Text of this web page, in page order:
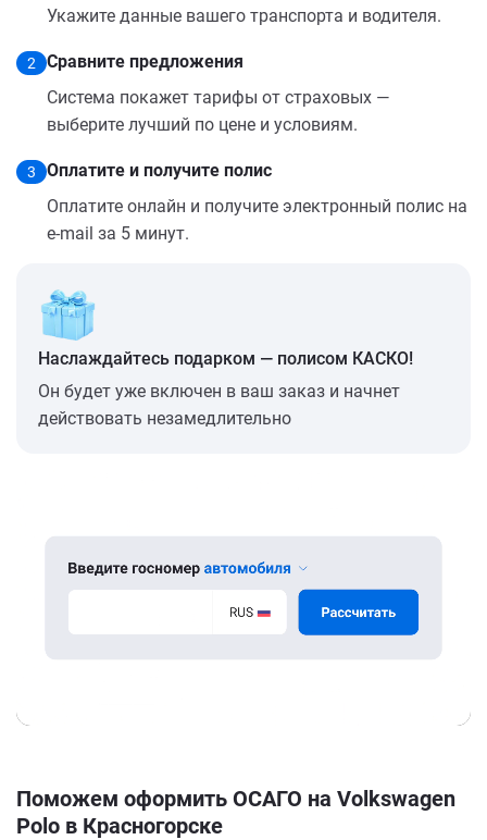
Укажите данные вашего транспорта и водителя.
2
Сравните предложения
Система покажет тарифы от страховых —
выберите лучший по цене и условиям.
3
Оплатите и получите полис
Оплатите онлайн и получите электронный полис на
e-mail за 5 минут.
Наслаждайтесь подарком — полисом КАСКО!
Он будет уже включен в ваш заказ и начнет
действовать незамедлительно
Поможем оформить ОСАГО на Volkswagen
Polo в Красногорске